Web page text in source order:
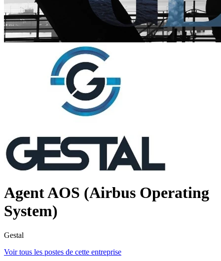
Agent AOS (Airbus Operating
System)
Gestal
Voir tous les postes de cette entreprise